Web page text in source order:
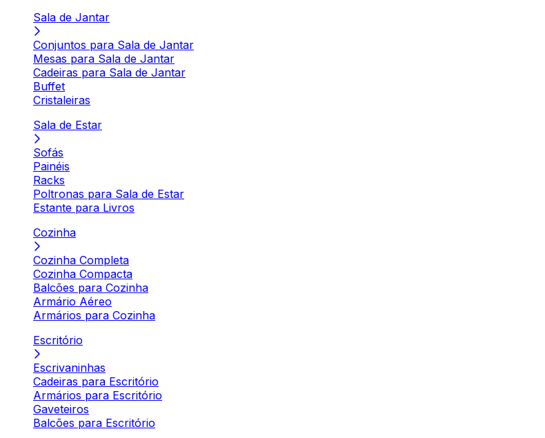
Sala de Jantar
Conjuntos para Sala de Jantar
Mesas para Sala de Jantar
Cadeiras para Sala de Jantar
Buffet
Cristaleiras
Sala de Estar
Sofás
Painéis
Racks
Poltronas para Sala de Estar
Estante para Livros
Cozinha
Cozinha Completa
Cozinha Compacta
Balcões para Cozinha
Armário Aéreo
Armários para Cozinha
Escritório
Escrivaninhas
Cadeiras para Escritório
Armários para Escritório
Gaveteiros
Balcões para Escritório